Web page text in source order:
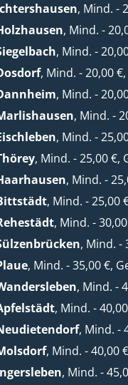
, Mind. -
, Mind. -
, Mind. -
, Mind. - 20,00
, Mind. -
, Mind. -
, Mind. -
, Mind. - 25,00 €,
, Mind. -
, Mind. - 25,00
, Mind. -
, Mind. -
, Mind. - 35,00 €,
, Mind. -
, Mind. -
, Mind. -
, Mind. - 40,00
, Mind. -